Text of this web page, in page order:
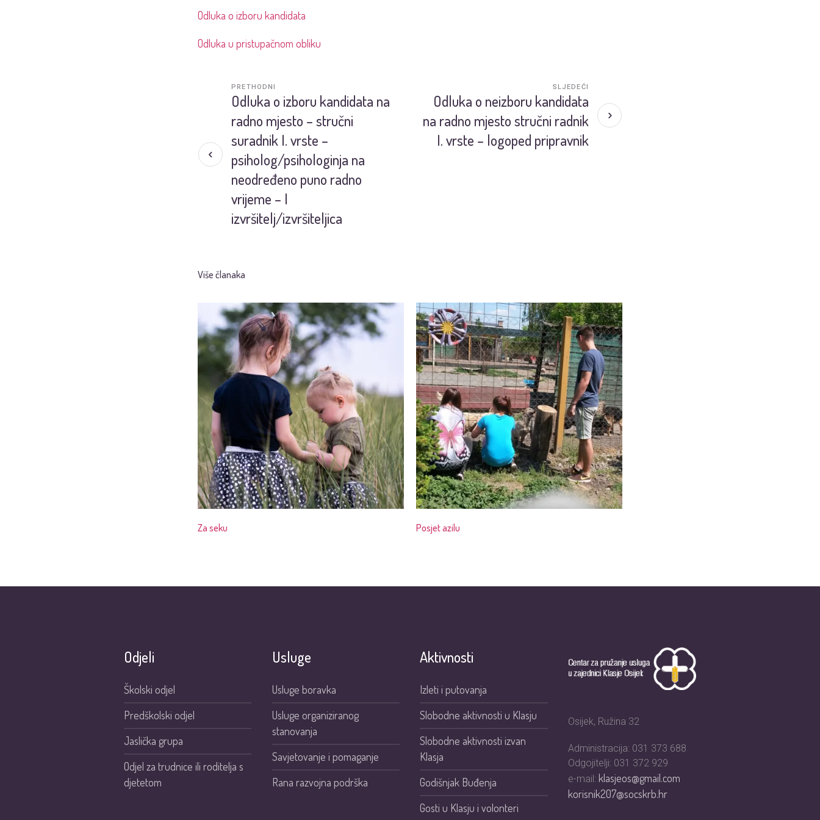
Odluka o izboru kandidata
Odluka u pristupačnom obliku
Odluka o izboru kandidata na
radno mjesto – stručni
suradnik I. vrste –
psiholog/psihologinja na
neodređeno puno radno
vrijeme – I
izvršitelj/izvršiteljica
PRETHODNI
Odluka o neizboru kandidata
na radno mjesto stručni radnik
I. vrste – logoped pripravnik
SLJEDEĆI
Više članaka
Za seku Posjet azilu
Odjeli
Školski odjel
Predškolski odjel
Jaslička grupa
Odjel za trudnice ili roditelja s
djetetom
Usluge
Usluge boravka
Usluge organiziranog
stanovanja
Savjetovanje i pomaganje
Rana razvojna podrška
Aktivnosti
Izleti i putovanja
Slobodne aktivnosti u Klasju
Slobodne aktivnosti izvan
Klasja
Godišnjak Buđenja
Gosti u Klasju i volonteri
Osijek, Ružina 32
Administracija: 031 373 688
Odgojitelji: 031 372 929
e-mail: klasjeos@gmail.com
korisnik207@socskrb.hr